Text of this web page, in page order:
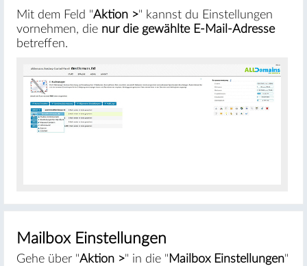
Mit dem Feld "Aktion >" kannst du Einstellungen
vornehmen, die nur die gewählte E-Mail-Adresse
betreffen.
Mailbox Einstellungen
Gehe über "Aktion >" in die " Mailbox Einstellungen"